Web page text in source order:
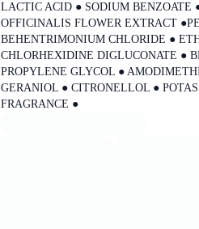
LACTIC ACID ● SODIUM BENZOATE
OFFICINALIS FLOWER EXTRACT
BEHENTRIMONIUM CHLORIDE ●
CHLORHEXIDINE DIGLUCONATE ●
PROPYLENE GLYCOL ●
GERANIOL ● CITRONELLOL ●
FRAGRANCE ●